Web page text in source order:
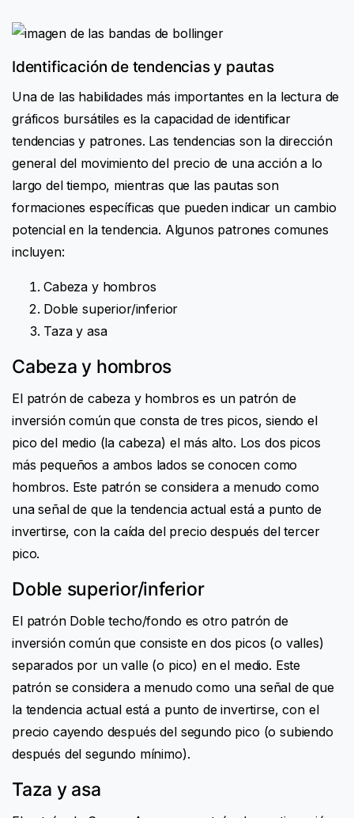
Identificación de tendencias y pautas
Una de las habilidades más importantes en la lectura de
gráficos bursátiles es la capacidad de identificar
tendencias y patrones. Las tendencias son la dirección
general del movimiento del precio de una acción a lo
largo del tiempo, mientras que las pautas son
formaciones específicas que pueden indicar un cambio
potencial en la tendencia. Algunos patrones comunes
incluyen:
Cabeza y hombros
Doble superior/inferior
Taza y asa
Cabeza y hombros
El patrón de cabeza y hombros es un patrón de
inversión común que consta de tres picos, siendo el
pico del medio (la cabeza) el más alto. Los dos picos
más pequeños a ambos lados se conocen como
hombros. Este patrón se considera a menudo como
una señal de que la tendencia actual está a punto de
invertirse, con la caída del precio después del tercer
pico.
Doble superior/inferior
El patrón Doble techo/fondo es otro patrón de
inversión común que consiste en dos picos (o valles)
separados por un valle (o pico) en el medio. Este
patrón se considera a menudo como una señal de que
la tendencia actual está a punto de invertirse, con el
precio cayendo después del segundo pico (o subiendo
después del segundo mínimo).
Taza y asa